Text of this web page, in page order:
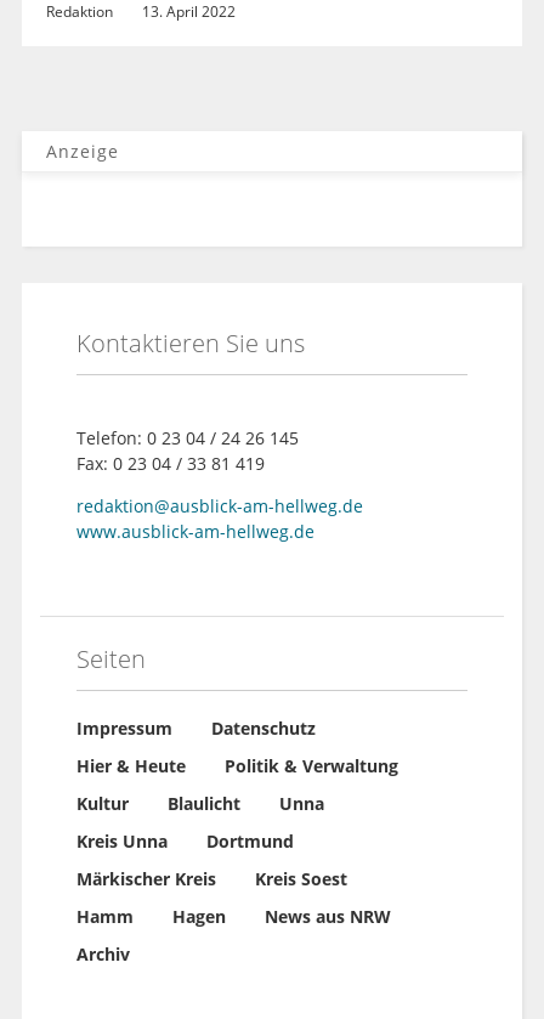
Redaktion 13. April 2022
Anzeige
Kontaktieren Sie uns
Telefon: 0 23 04 / 24 26 145
Fax: 0 23 04 / 33 81 419
redaktion@ausblick-am-hellweg.de
www.ausblick-am-hellweg.de
Seiten
Impressum
Datenschutz
Hier & Heute
Politik & Verwaltung
Kultur
Blaulicht
Unna
Kreis Unna
Dortmund
Märkischer Kreis
Kreis Soest
Hamm
Hagen
News aus NRW
Archiv